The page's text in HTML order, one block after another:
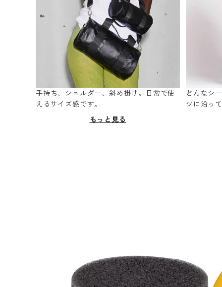
手持ち、ショルダー、斜め掛け。日常で使
えるサイズ感です。
もっと見る
どんなシ
ツに沿っ